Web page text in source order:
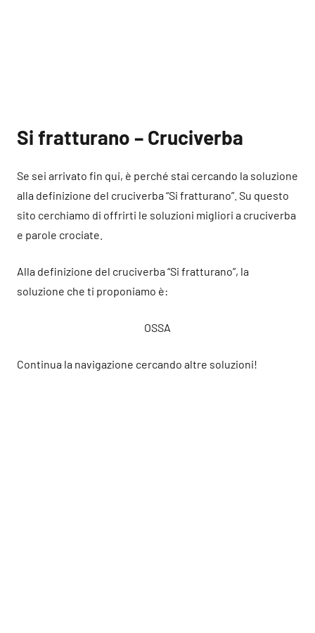
Si fratturano – Cruciverba
Se sei arrivato fin qui, è perché stai cercando la soluzione
alla definizione del cruciverba “Si fratturano”. Su questo
sito cerchiamo di offrirti le soluzioni migliori a cruciverba
e parole crociate.
Alla definizione del cruciverba “Si fratturano”, la
soluzione che ti proponiamo è:
OSSA
Continua la navigazione cercando altre soluzioni!